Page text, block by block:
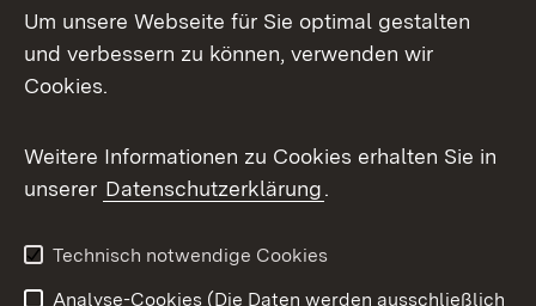
Facebook
X / Twitter
Youtube
Um unsere Webseite für Sie optimal gestalten
und verbessern zu können, verwenden wir
Cookies.
Weitere Informationen zu Cookies erhalten Sie in
unserer Datenschutzerklärung.
Technisch notwendige Cookies
Analyse-Cookies (Die Daten werden ausschließlich